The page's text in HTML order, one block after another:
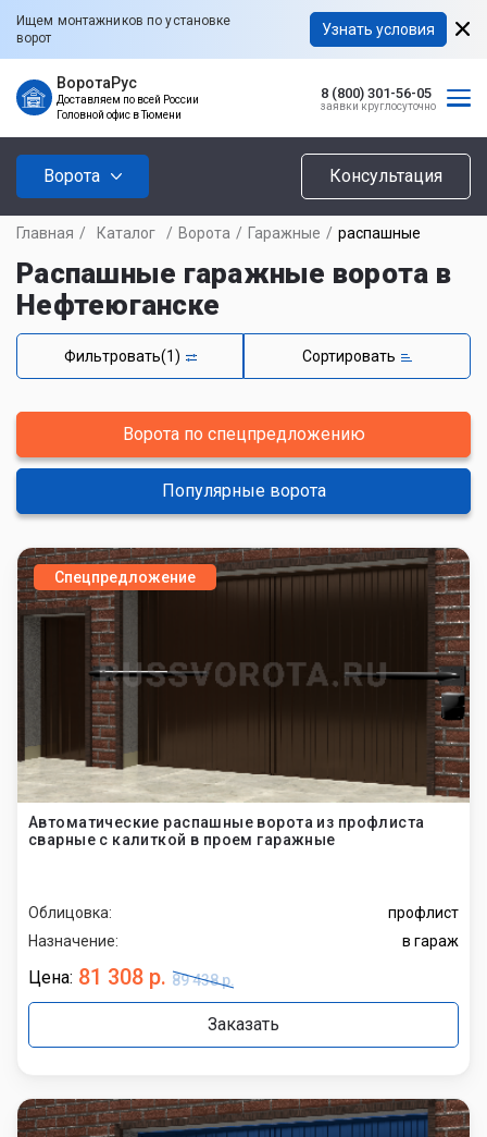
Ищем монтажников по установке
ворот
Узнать условия
ВоротаРус
Доставляем по всей России
Головной офис в Тюмени
8 (800) 301-56-05
заявки круглосуточно
Ворота Консультация
Главная / Каталог / Ворота / Гаражные / распашные
Распашные гаражные ворота в
Нефтеюганске
Фильтровать(1) Сортировать
Ворота по спецпредложению
Популярные ворота
Спецпредложение
Автоматические распашные ворота из профлиста
сварные с калиткой в проем гаражные
Облицовка:
профлист
Назначение:
в гараж
Цена: 81 308 р. 89 438 р.
Заказать